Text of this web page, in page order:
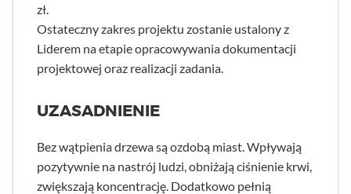
zł.
Ostateczny zakres projektu zostanie ustalony z
Liderem na etapie opracowywania dokumentacji
projektowej oraz realizacji zadania.
UZASADNIENIE
Bez wątpienia drzewa są ozdobą miast. Wpływają
pozytywnie na nastrój ludzi, obniżają ciśnienie krwi,
zwiększają koncentrację. Dodatkowo pełnią